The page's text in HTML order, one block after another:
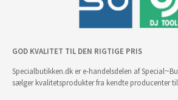
GOD KVALITET TIL DEN RIGTIGE PRIS
Specialbutikken.dk er e-handelsdelen af
sælger kvalitetsprodukter fra kendte producenter